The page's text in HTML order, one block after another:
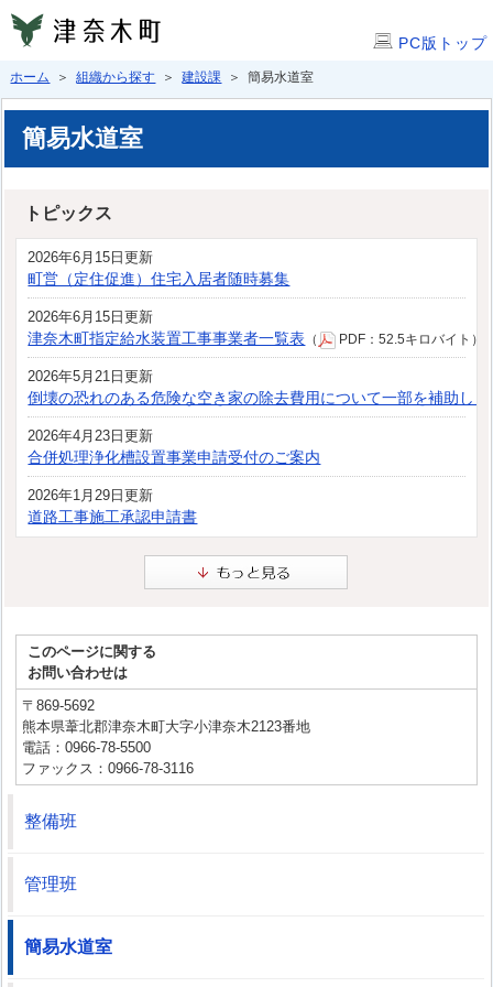
PC版トップ
ホーム ＞組織から探す ＞建設課 ＞ 簡易水道室
簡易水道室
トピックス
2026年6月15日更新
町営（定住促進）住宅入居者随時募集
2026年6月15日更新
津奈木町指定給水装置工事事業者一覧表 （ PDF：52.5キロバイト）
2026年5月21日更新
倒壊の恐れのある危険な空き家の除去費用について一部を補助し
2026年4月23日更新
合併処理浄化槽設置事業申請受付のご案内
2026年1月29日更新
道路工事施工承認申請書
このページに関する
お問い合わせは
〒869-5692
熊本県葦北郡津奈木町大字小津奈木2123番地
電話：0966-78-5500
ファックス：0966-78-3116
整備班
管理班
簡易水道室